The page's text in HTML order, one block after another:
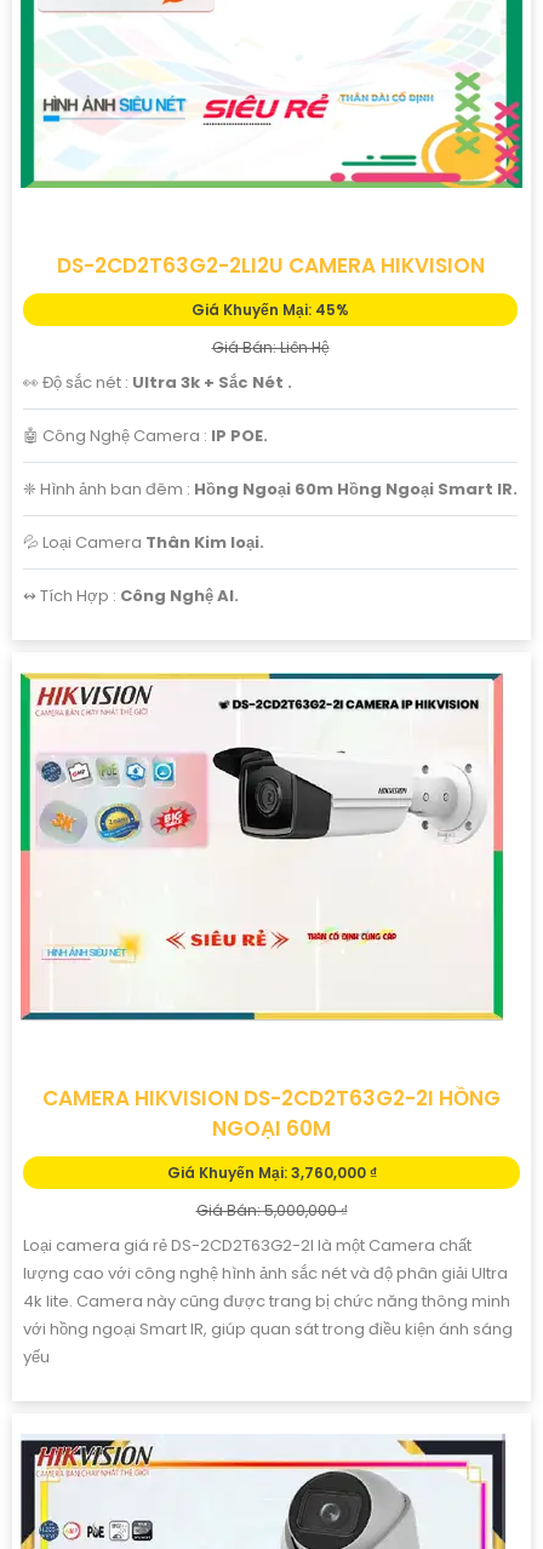
DS-2CD2T63G2-2LI2U CAMERA HIKVISION
Giá Khuyến Mại: 45%
Giá Bán: Liên Hệ
👀 Độ sắc nét : Ultra 3k + Sắc Nét .
🤖️ Công Nghệ Camera : IP POE.
❈ Hình ảnh ban đêm : Hồng Ngoại 60m Hồng Ngoại Smart IR.
💦 Loại Camera Thân Kim loại.
️↭ Tích Hợp : Công Nghệ AI.
CAMERA HIKVISION DS-2CD2T63G2-2I HỒNG
NGOẠI 60M
Giá Khuyến Mại: 3,760,000 ₫
Giá Bán: 5,000,000 ₫
Loại camera giá rẻ DS-2CD2T63G2-2I là một Camera chất
lượng cao với công nghệ hình ảnh sắc nét và độ phân giải Ultra
4k lite. Camera này cũng được trang bị chức năng thông minh
với hồng ngoại Smart IR, giúp quan sát trong điều kiện ánh sáng
yếu